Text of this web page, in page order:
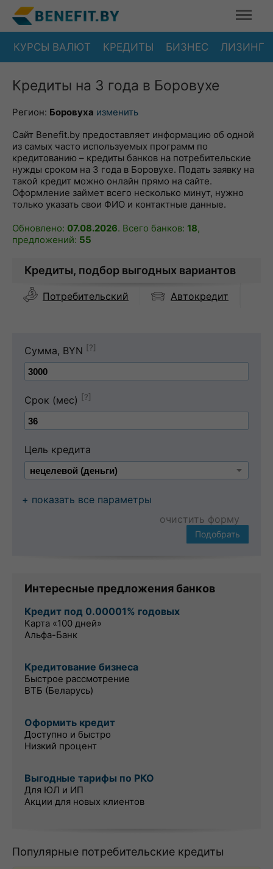
КУРСЫ ВАЛЮТ КРЕДИТЫ БИЗНЕС ЛИЗИНГ
Кредиты на 3 года в Боровухе
Регион: Боровуха изменить
Сайт Benefit.by предоставляет информацию об одной
из самых часто используемых программ по
кредитованию – кредиты банков на потребительские
нужды сроком на 3 года в Боровухе. Подать заявку на
такой кредит можно онлайн прямо на сайте.
Оформление займет всего несколько минут, нужно
только указать свои ФИО и контактные данные.
Обновлено: 07.08.2026. Всего банков: 18,
предложений: 55
Кредиты, подбор выгодных вариантов
Потребительский Автокредит
Сумма, BYN [?]
Срок (мес) [?]
Цель кредита
+ показать все параметры
очистить форму
Подобрать
Интересные предложения банков
Кредит под 0.00001% годовых
Карта «100 дней»
Альфа-Банк
Кредитование бизнеса
Быстрое рассмотрение
ВТБ (Беларусь)
Оформить кредит
Доступно и быстро
Низкий процент
Выгодные тарифы по РКО
Для ЮЛ и ИП
Акции для новых клиентов
Популярные потребительские кредиты